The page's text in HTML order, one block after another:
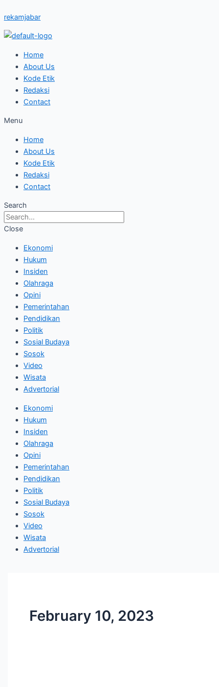
to
content
rekamjabar
Home
About Us
Kode Etik
Redaksi
Contact
Menu
Home
About Us
Kode Etik
Redaksi
Contact
Search
Close
Ekonomi
Hukum
Insiden
Olahraga
Opini
Pemerintahan
Pendidikan
Politik
Sosial Budaya
Sosok
Video
Wisata
Advertorial
Ekonomi
Hukum
Insiden
Olahraga
Opini
Pemerintahan
Pendidikan
Politik
Sosial Budaya
Sosok
Video
Wisata
Advertorial
February 10, 2023
Terkalahkan!
Tahan
Imbang
Bali
United
Bramasta
Berseragam
PAN
VAR,
Juliman
Dukung
Erick
Thohir